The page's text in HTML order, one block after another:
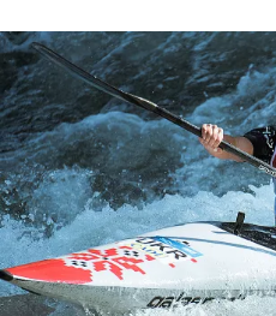
КІБЕРСПОРТ
ЧС-2026
ФУТЗАЛ
ІНШІ
БУКМЕКЕРИ